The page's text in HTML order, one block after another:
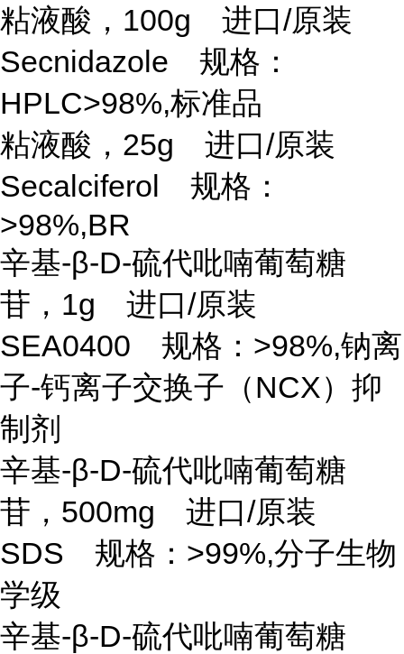
粘液酸， 100g 进口/原装
Secnidazole 规格：
HPLC>98%,标准品
粘液酸， 25g 进口/原装
Secalciferol 规格：
>98%,BR
辛基-β-D-硫代吡喃葡萄糖
苷，1g 进口/原装
SEA0400 规格：>98%,钠离
子-钙离子交换子（NCX）抑
制剂
辛基-β-D-硫代吡喃葡萄糖
苷，500mg 进口/原装
SDS 规格：>99%,分子生物
学级
辛基-β-D-硫代吡喃葡萄糖